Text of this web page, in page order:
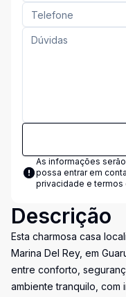
As informações
possa entrar em
privacidade e termos
Descrição
Esta charmosa casa
Marina Del Rey, em
entre conforto,
ambiente tranquilo, com